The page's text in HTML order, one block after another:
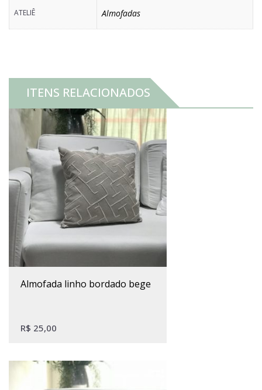
ATELIÊ Almofadas
ITENS RELACIONADOS
almofada linho bordado bege
R$ 25,00